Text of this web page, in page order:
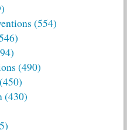
(554)
(490)
(450)
(430)